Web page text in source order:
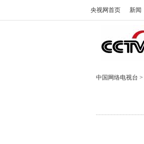
央视网首页 新闻
中国网络电视台 >